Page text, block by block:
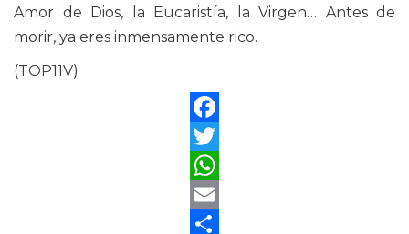
Amor de Dios, la Eucaristía, la Virgen… Antes de
morir, ya eres inmensamente rico.
(TOP11V)
Facebook
Twitter
WhatsApp
Email